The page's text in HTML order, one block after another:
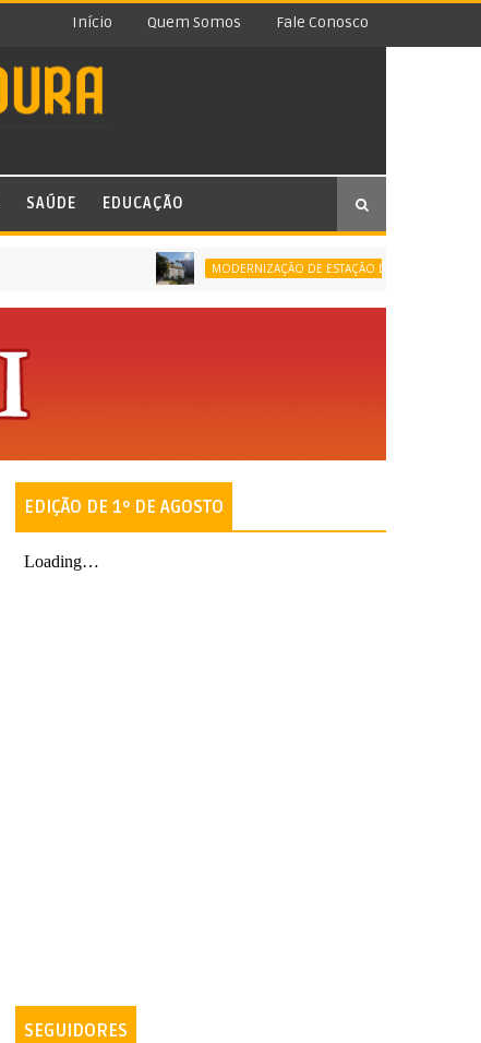
Início Quem Somos Fale Conosco
SAÚDE EDUCAÇÃO
MODERNIZAÇÃO DE ESTAÇÃO DE TRATAMENTO
EDIÇÃO DE 1º DE AGOSTO
SEGUIDORES